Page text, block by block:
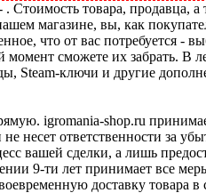
товара, продавца,
магазине, вы, как
что от вас потребуется -
сможете их забрать.
Steam-ключи и другие
igromania-shop.ru
несет ответственности за
вашей сделки, а лишь
9-ти лет принимает все
доставку товара в